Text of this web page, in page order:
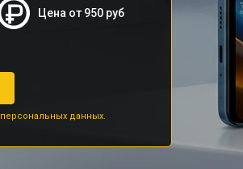
Цена от 950 руб
персональных данных.